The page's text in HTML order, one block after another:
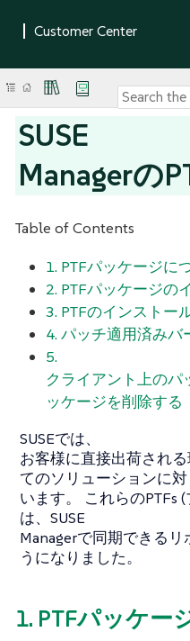
SUSE
Managerの
Table of Contents
1. PTFパッケージに
2. PTFパッケージの
3. PTFのインストー
4. パッチ適用済み
5.
クライアント上の
ッケージを削除する
SUSEでは、
お客様に直接出荷され
てのソリューションに
います。 これらのPTFs
は、SUSE
Managerで同期できる
うになりました。
1. PTFパッケー